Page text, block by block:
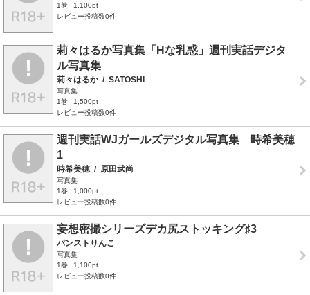
1巻
1,100pt
レビュー投稿数0件
莉々はるか写真集「Hな乳惑」週刊実話デジタ
ル写真集
莉々はるか / SATOSHI
写真集
1巻
1,500pt
レビュー投稿数0件
週刊実話WJガールズデジタル写真集 時希美穂
1
時希美穂 / 原田武尚
写真集
1巻
1,000pt
レビュー投稿数0件
妄想密撮シリーズデカ尻ストッキング♯3
パンストりんこ
写真集
1巻
1,100pt
レビュー投稿数0件